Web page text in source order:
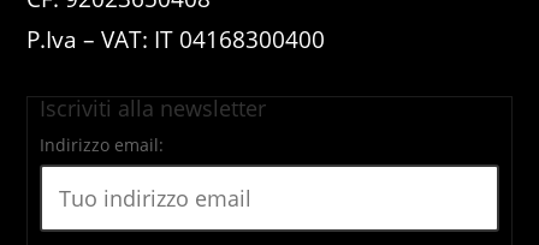
P.Iva – VAT: IT 04168300400
Iscriviti alla newsletter
Indirizzo email: